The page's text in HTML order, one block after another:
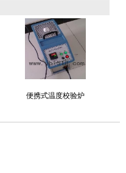
便携式温度校验炉